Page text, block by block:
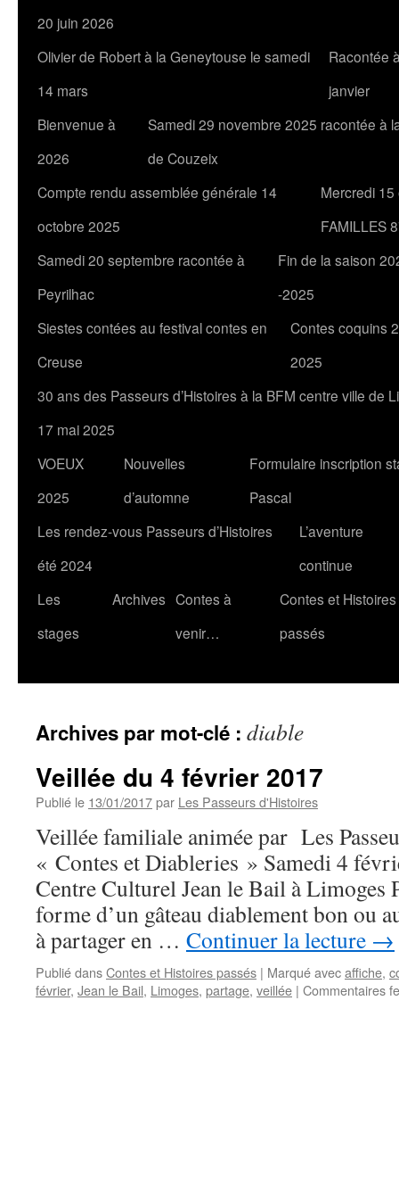
20 juin 2026
Olivier de Robert à la Geneytouse le samedi
14 mars
Racontée
janvier
Bienvenue à
2026
Samedi 29 novembre 2025 racontée à
de Couzeix
Compte rendu assemblée générale 14
octobre 2025
Mercredi
FAMILLES
Samedi 20 septembre racontée à
Peyrilhac
Fin de la saison
-2025
Siestes contées au festival contes en
Creuse
Contes coquins
2025
30 ans des Passeurs d’Histoires à la BFM centre ville de
17 mai 2025
VOEUX
2025
Nouvelles
d’automne
Formulaire inscription
Pascal
Les rendez-vous Passeurs d’Histoires
été 2024
L’aventure
continue
Les
stages
Archives Contes à
venir…
Contes et Histoires
passés
Archives par mot-clé : diable
Veillée du 4 février 2017
Publié le 13/01/2017par Les Passeurs d'Histoires
Veillée familiale animée par Les
« Contes et Diableries » Samedi 4
Centre Culturel Jean le Bail à Limoges
forme d’un gâteau diablement bon ou
à partager en … Continuer la lecture →
Publié dansContes et Histoires passés | Marqué avecaffiche,
février, Jean le Bail, Limoges, partage, veillée | Commentaires